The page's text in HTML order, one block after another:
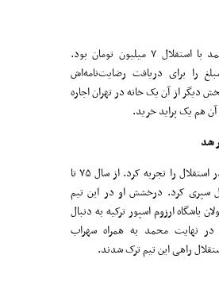
مبلغ قرار‌داد محمد با استقلال ۷ میلیون تومان بود.
را برای دریافت رضایت‌‌نامه‌اش
دیگر از آن یک خانه در تهران اجاره
آن هم یک پراید خرید.
شد
دو فصل حضور در استقلال را تجربه کرد. از سال ۷۵ تا
سپری کرد. درخشش او در این تیم
باشگاه ارزوم اسپور ترکیه به دنبال
نهایت محمد به همراه سهراب
راهی این تیم ترک شدند.